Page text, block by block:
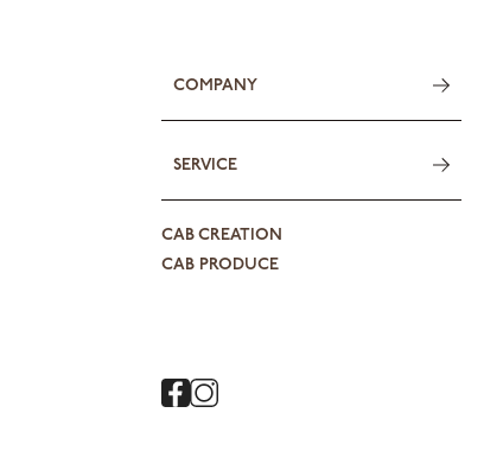
COMPANY
SERVICE
CAB CREATION
CAB PRODUCE